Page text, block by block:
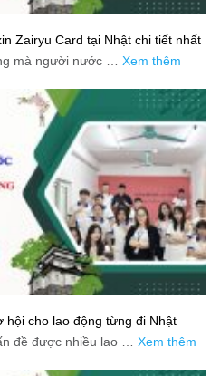
Zairyu Card tại Nhật chi tiết nhất
mà người nước … Xem thêm
hội cho lao động từng đi Nhật
đề được nhiều lao … Xem thêm